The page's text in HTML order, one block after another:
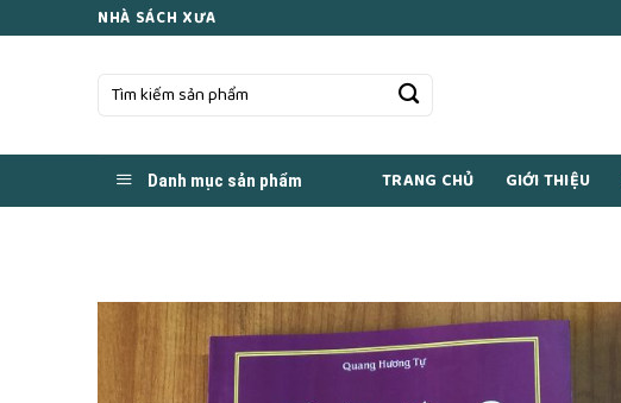
NHÀ SÁCH XƯA
Tìm
Danh mục sản phẩm TRANG CHỦ GIỚI THIỆU